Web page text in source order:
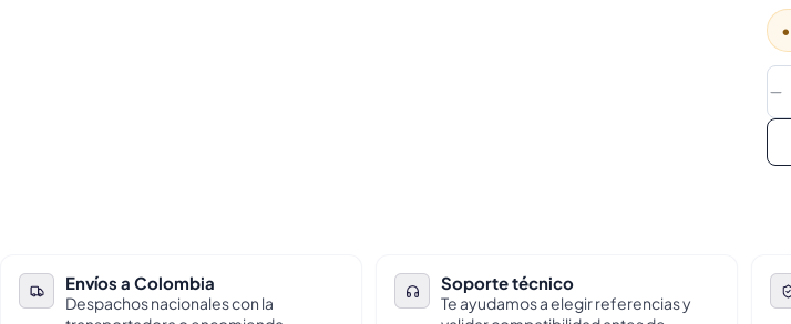
•
Envíos a Colombia
Despachos nacionales con la
Soporte técnico
Te ayudamos a elegir referencias y